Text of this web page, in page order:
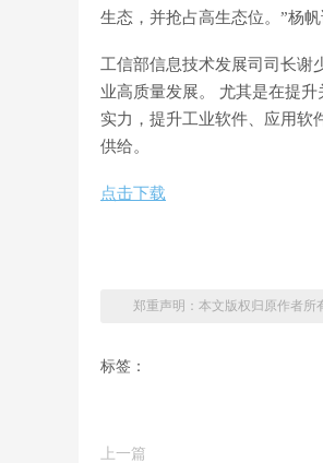
生态，并抢占高生态位。”杨帆
工信部信息技术发展司司长谢
业高质量发展。 尤其是在提
实力，提升工业软件、应用软
供给。
点击下载
郑重声明：本文版权归原作者所
标签：
上一篇